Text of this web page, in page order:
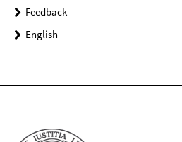
Feedback
English